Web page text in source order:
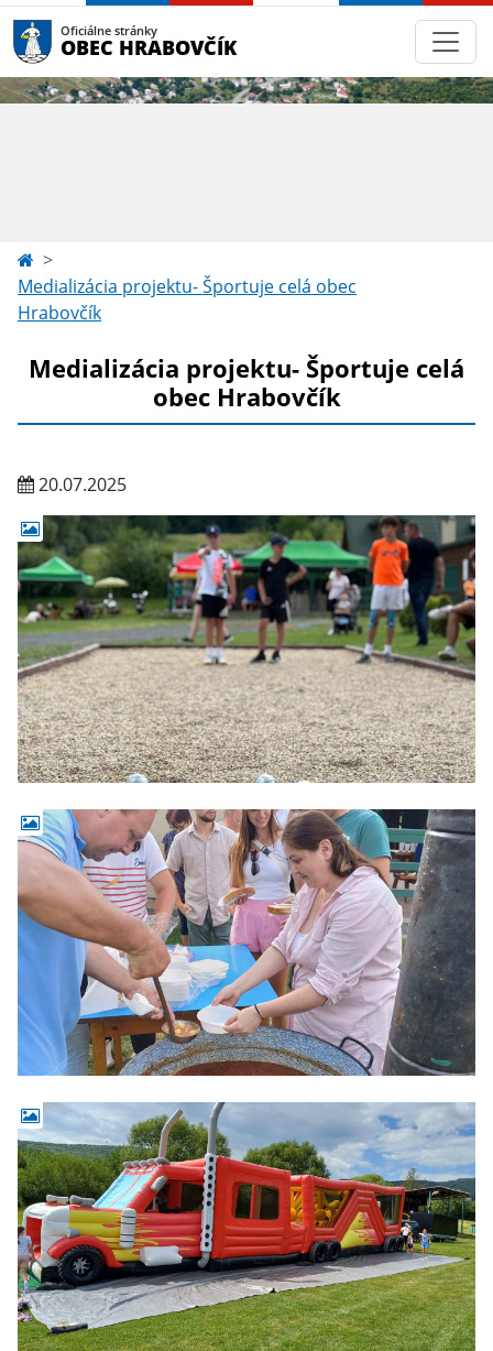
Oficiálne stránky
OBEC HRABOVČÍK
Medializácia projektu- Športuje celá obec
Hrabovčík
Medializácia projektu- Športuje celá
obec Hrabovčík
20.07.2025